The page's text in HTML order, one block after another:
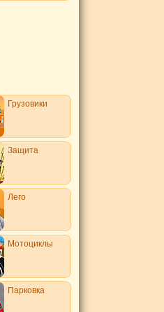
Грузовики
Защита
Лего
Мотоциклы
Парковка